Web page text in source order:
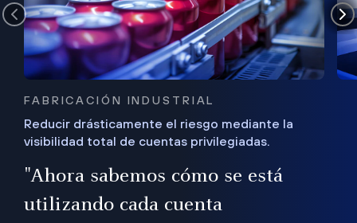
FABRICACIÓN INDUSTRIAL
Reducir drásticamente el riesgo mediante la
visibilidad total de cuentas privilegiadas.
"Ahora sabemos cómo se está
utilizando cada cuenta